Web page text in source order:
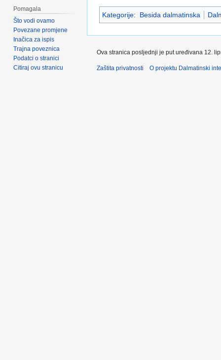
Kategorije: Besida dalmatinska
Pomagala
Što vodi ovamo
Povezane promjene
Inačica za ispis
Trajna poveznica
Podatci o stranici
Citiraj ovu stranicu
Ova stranica posljednji je put uređivana 12.
Zaštita privatnosti O projektu Dalmatinski